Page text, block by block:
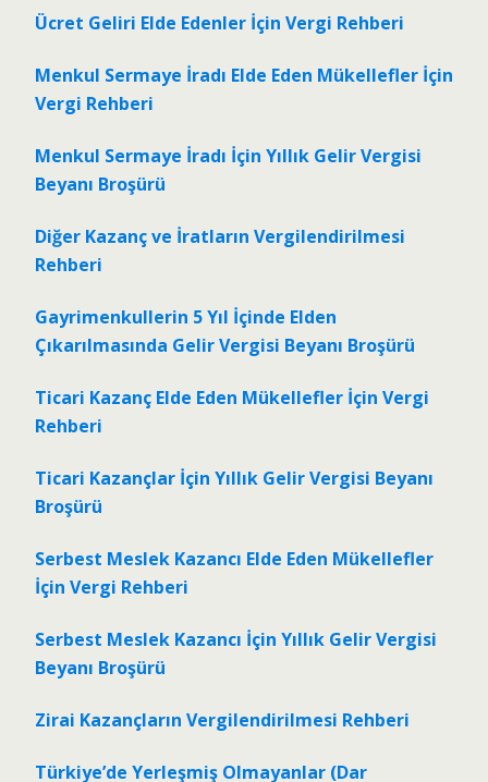
Ücret Geliri Elde Edenler İçin Vergi Rehberi
Menkul Sermaye İradı Elde Eden Mükellefler İçin
Vergi Rehberi
Menkul Sermaye İradı İçin Yıllık Gelir Vergisi
Beyanı Broşürü
Diğer Kazanç ve İratların Vergilendirilmesi
Rehberi
Gayrimenkullerin 5 Yıl İçinde Elden
Çıkarılmasında Gelir Vergisi Beyanı Broşürü
Ticari Kazanç Elde Eden Mükellefler İçin Vergi
Rehberi
Ticari Kazançlar İçin Yıllık Gelir Vergisi Beyanı
Broşürü
Serbest Meslek Kazancı Elde Eden Mükellefler
İçin Vergi Rehberi
Serbest Meslek Kazancı İçin Yıllık Gelir Vergisi
Beyanı Broşürü
Zirai Kazançların Vergilendirilmesi Rehberi
Türkiye’de Yerleşmiş Olmayanlar (Dar